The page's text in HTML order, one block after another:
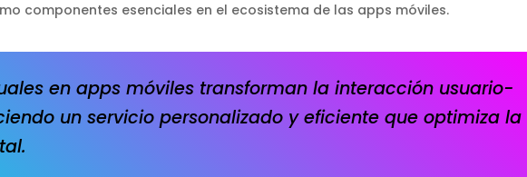
componentes esenciales en el ecosistema de las apps móviles.
en apps móviles transforman la interacción usuario-
un servicio personalizado y eficiente que optimiza la